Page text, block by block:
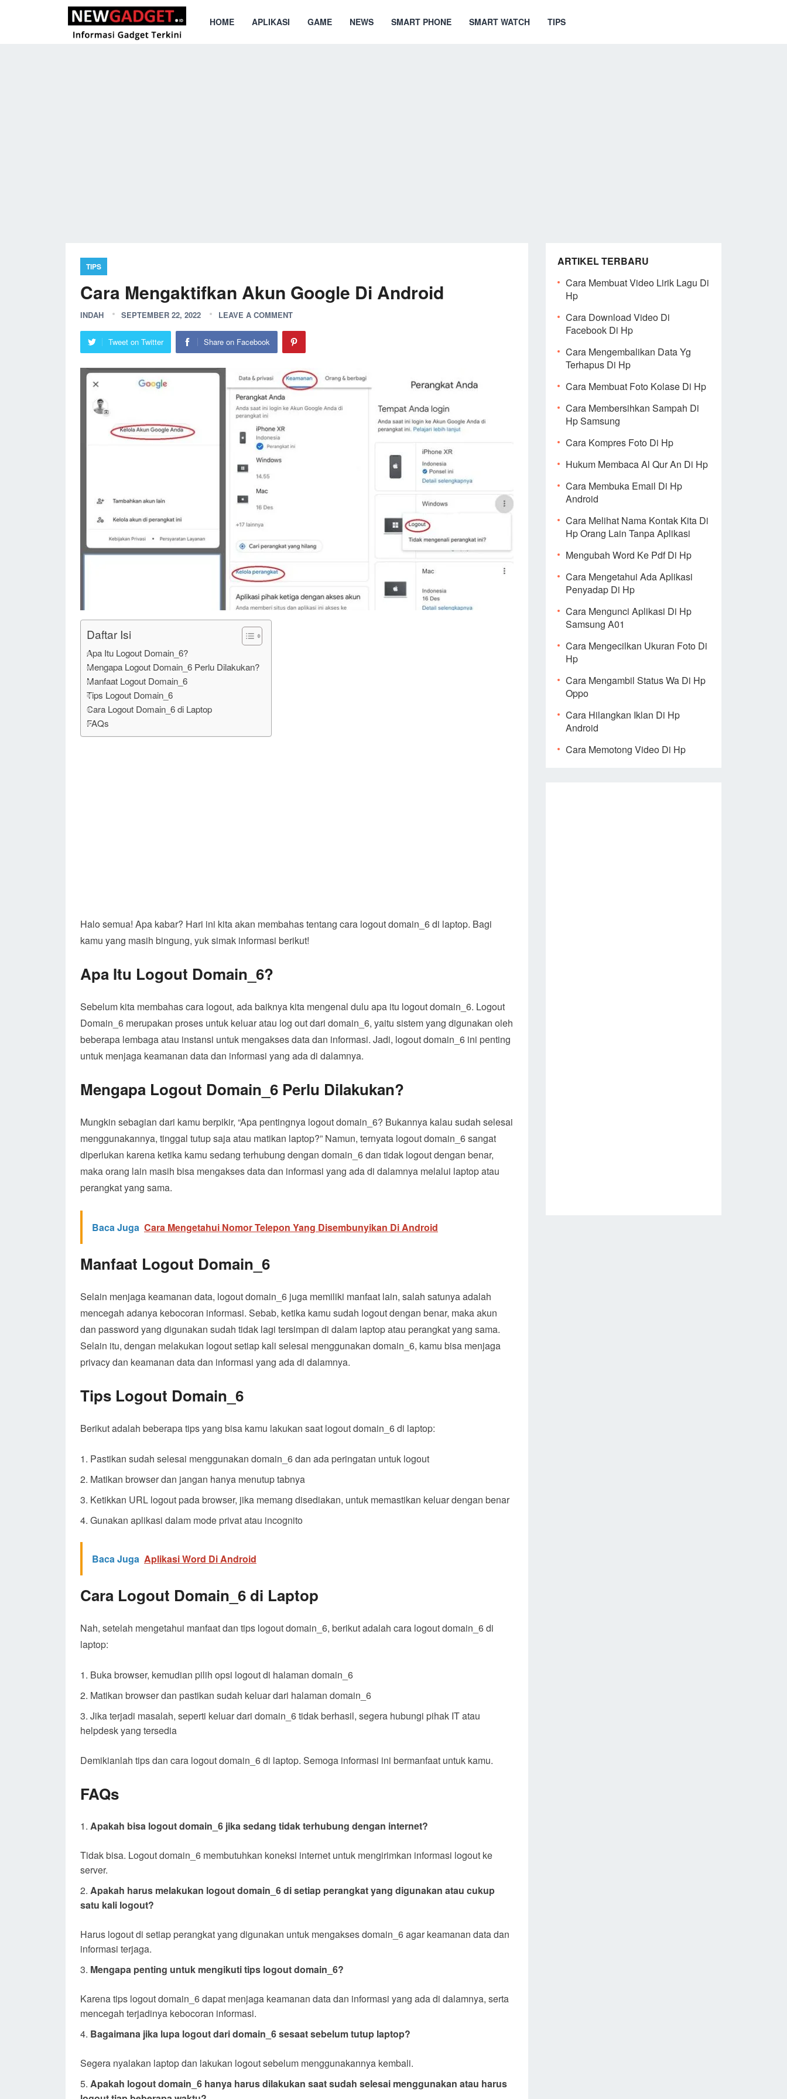
HOME APLIKASI GAME NEWS SMART PHONE SMART WATCH TIPS
TIPS
Cara Mengaktifkan Akun Google Di Android
INDAH SEPTEMBER 22, 2022 LEAVE A COMMENT
Tweet on Twitter Share on Facebook
Daftar Isi
Apa Itu Logout Domain_6?
Mengapa Logout Domain_6 Perlu Dilakukan?
Manfaat Logout Domain_6
Tips Logout Domain_6
Cara Logout Domain_6 di Laptop
FAQs
Halo semua! Apa kabar? Hari ini kita akan membahas tentang cara logout domain_6 di laptop. Bagi
kamu yang masih bingung, yuk simak informasi berikut!
Apa Itu Logout Domain_6?
Sebelum kita membahas cara logout, ada baiknya kita mengenal dulu apa itu logout domain_6. Logout
Domain_6 merupakan proses untuk keluar atau log out dari domain_6, yaitu sistem yang digunakan oleh
beberapa lembaga atau instansi untuk mengakses data dan informasi. Jadi, logout domain_6 ini penting
untuk menjaga keamanan data dan informasi yang ada di dalamnya.
Mengapa Logout Domain_6 Perlu Dilakukan?
Mungkin sebagian dari kamu berpikir, “Apa pentingnya logout domain_6? Bukannya kalau sudah selesai
menggunakannya, tinggal tutup saja atau matikan laptop?” Namun, ternyata logout domain_6 sangat
diperlukan karena ketika kamu sedang terhubung dengan domain_6 dan tidak logout dengan benar,
maka orang lain masih bisa mengakses data dan informasi yang ada di dalamnya melalui laptop atau
perangkat yang sama.
Baca Juga Cara Mengetahui Nomor Telepon Yang Disembunyikan Di Android
Manfaat Logout Domain_6
Selain menjaga keamanan data, logout domain_6 juga memiliki manfaat lain, salah satunya adalah
mencegah adanya kebocoran informasi. Sebab, ketika kamu sudah logout dengan benar, maka akun
dan password yang digunakan sudah tidak lagi tersimpan di dalam laptop atau perangkat yang sama.
Selain itu, dengan melakukan logout setiap kali selesai menggunakan domain_6, kamu bisa menjaga
privacy dan keamanan data dan informasi yang ada di dalamnya.
Tips Logout Domain_6
Berikut adalah beberapa tips yang bisa kamu lakukan saat logout domain_6 di laptop:
Pastikan sudah selesai menggunakan domain_6 dan ada peringatan untuk logout
Matikan browser dan jangan hanya menutup tabnya
Ketikkan URL logout pada browser, jika memang disediakan, untuk memastikan keluar dengan benar
Gunakan aplikasi dalam mode privat atau incognito
Baca Juga Aplikasi Word Di Android
Cara Logout Domain_6 di Laptop
Nah, setelah mengetahui manfaat dan tips logout domain_6, berikut adalah cara logout domain_6 di
laptop:
Buka browser, kemudian pilih opsi logout di halaman domain_6
Matikan browser dan pastikan sudah keluar dari halaman domain_6
Jika terjadi masalah, seperti keluar dari domain_6 tidak berhasil, segera hubungi pihak IT atau
helpdesk yang tersedia
Demikianlah tips dan cara logout domain_6 di laptop. Semoga informasi ini bermanfaat untuk kamu.
FAQs
Apakah bisa logout domain_6 jika sedang tidak terhubung dengan internet?
Tidak bisa. Logout domain_6 membutuhkan koneksi internet untuk mengirimkan informasi logout ke
server.
Apakah harus melakukan logout domain_6 di setiap perangkat yang digunakan atau cukup
satu kali logout?
Harus logout di setiap perangkat yang digunakan untuk mengakses domain_6 agar keamanan data dan
informasi terjaga.
Mengapa penting untuk mengikuti tips logout domain_6?
Karena tips logout domain_6 dapat menjaga keamanan data dan informasi yang ada di dalamnya, serta
mencegah terjadinya kebocoran informasi.
Bagaimana jika lupa logout dari domain_6 sesaat sebelum tutup laptop?
Segera nyalakan laptop dan lakukan logout sebelum menggunakannya kembali.
Apakah logout domain_6 hanya harus dilakukan saat sudah selesai menggunakan atau harus
ARTIKEL TERBARU
Cara Membuat Video Lirik Lagu Di
Hp
Cara Download Video Di
Facebook Di Hp
Cara Mengembalikan Data Yg
Terhapus Di Hp
Cara Membuat Foto Kolase Di Hp
Cara Membersihkan Sampah Di
Hp Samsung
Cara Kompres Foto Di Hp
Hukum Membaca Al Qur An Di Hp
Cara Membuka Email Di Hp
Android
Cara Melihat Nama Kontak Kita Di
Hp Orang Lain Tanpa Aplikasi
Mengubah Word Ke Pdf Di Hp
Cara Mengetahui Ada Aplikasi
Penyadap Di Hp
Cara Mengunci Aplikasi Di Hp
Samsung A01
Cara Mengecilkan Ukuran Foto Di
Hp
Cara Mengambil Status Wa Di Hp
Oppo
Cara Hilangkan Iklan Di Hp
Android
Cara Memotong Video Di Hp